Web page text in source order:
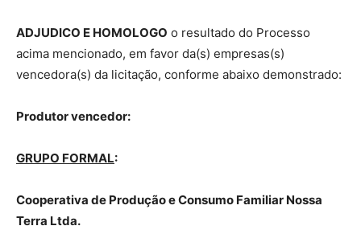
ADJUDICO E HOMOLOGO o resultado do Processo
acima mencionado, em favor da(s) empresas(s)
vencedora(s) da licitação, conforme abaixo demonstrado:
Produtor vencedor:
GRUPO FORMAL:
Cooperativa de Produção e Consumo Familiar Nossa
Terra Ltda.